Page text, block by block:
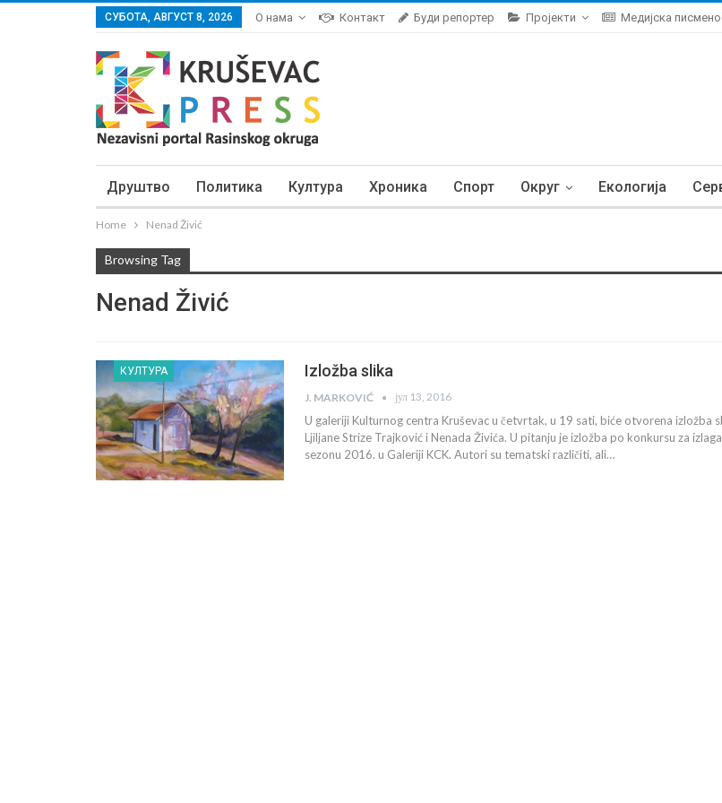
СУБОТА, АВГУСТ 8, 2026 О нама Контакт Буди репортер Пројекти Медијска
Друштво Политика Култура Хроника Спорт Округ Екологија
Home Nenad Živić
Browsing Tag
Nenad Živić
КУЛТУРА Izložba slika
J. MARKOVIĆ јул 13, 2016
U galeriji Kulturnog centra Kruševac u četvrtak, u 19 sati, biće otvorena izložba
Ljiljane Strize Trajković i Nenada Živića. U pitanju je izložba po konkursu za
sezonu 2016. u Galeriji KCK. Autori su tematski različiti, ali…